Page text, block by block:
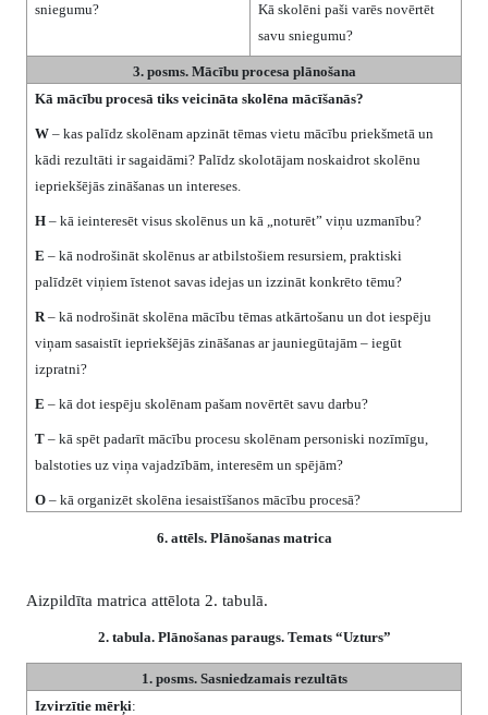
sniegumu?
Kā skolēni paši varēs novērtēt
savu sniegumu?
3. posms. Mācību procesa plānošana
Kā mācību procesā tiks veicināta skolēna mācīšanās?
W– kas palīdz skolēnam apzināt tēmas vietu mācību priekšmetā un
kādi rezultāti ir sagaidāmi? Palīdz skolotājam noskaidrot skolēnu
iepriekšējās zināšanas un intereses.
H – kā ieinteresēt visus skolēnus un kā „noturēt” viņu uzmanību?
E– kā nodrošināt skolēnus ar atbilstošiem resursiem, praktiski
palīdzēt viņiem īstenot savas idejas un izzināt konkrēto tēmu?
R– kā nodrošināt skolēna mācību tēmas atkārtošanu un dot iespēju
viņam sasaistīt iepriekšējās zināšanas ar jauniegūtajām – iegūt
izpratni?
E – kā dot iespēju skolēnam pašam novērtēt savu darbu?
T – kā spēt padarīt mācību procesu skolēnam personiski nozīmīgu,
balstoties uz viņa vajadzībām, interesēm un spējām?
O – kā organizēt skolēna iesaistīšanos mācību procesā?
6. attēls. Plānošanas matrica
Aizpildīta matrica attēlota 2. tabulā.
2. tabula. Plānošanas paraugs. Temats“Uzturs”
1. posms. Sasniedzamais rezultāts
Izvirzītie mērķi: